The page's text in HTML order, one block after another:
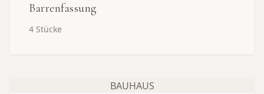
Barrenfassung
4 Stücke
BAUHAUS